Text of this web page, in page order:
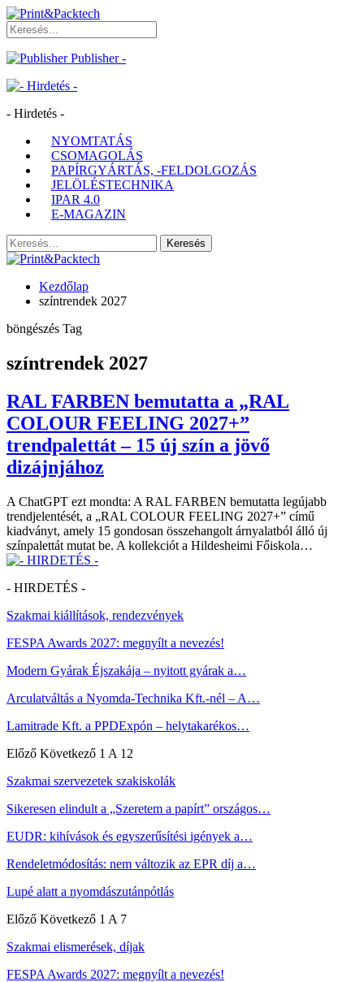
Publisher -
- Hirdetés -
NYOMTATÁS
CSOMAGOLÁS
PAPÍRGYÁRTÁS, -FELDOLGOZÁS
JELÖLÉSTECHNIKA
IPAR 4.0
E-MAGAZIN
Kezdőlap
színtrendek 2027
böngészés Tag
színtrendek 2027
RAL FARBEN bemutatta a „RAL
COLOUR FEELING 2027+”
trendpalettát – 15 új szín a jövő
dizájnjához
A ChatGPT ezt mondta: A RAL FARBEN bemutatta legújabb
trendjelentését, a „RAL COLOUR FEELING 2027+” című
kiadványt, amely 15 gondosan összehangolt árnyalatból álló új
színpalettát mutat be. A kollekciót a Hildesheimi Főiskola…
- HIRDETÉS -
Szakmai kiállítások, rendezvények
FESPA Awards 2027: megnyílt a nevezés!
Modern Gyárak Éjszakája – nyitott gyárak a…
Arculatváltás a Nyomda-Technika Kft.-nél – A…
Lamitrade Kft. a PPDExpón – helytakarékos…
Előző Következő 1 A 12
Szakmai szervezetek szakiskolák
Sikeresen elindult a „Szeretem a papírt” országos…
EUDR: kihívások és egyszerűsítési igények a…
Rendeletmódosítás: nem változik az EPR díj a…
Lupé alatt a nyomdászutánpótlás
Előző Következő 1 A 7
Szakmai elismerések, díjak
FESPA Awards 2027: megnyílt a nevezés!